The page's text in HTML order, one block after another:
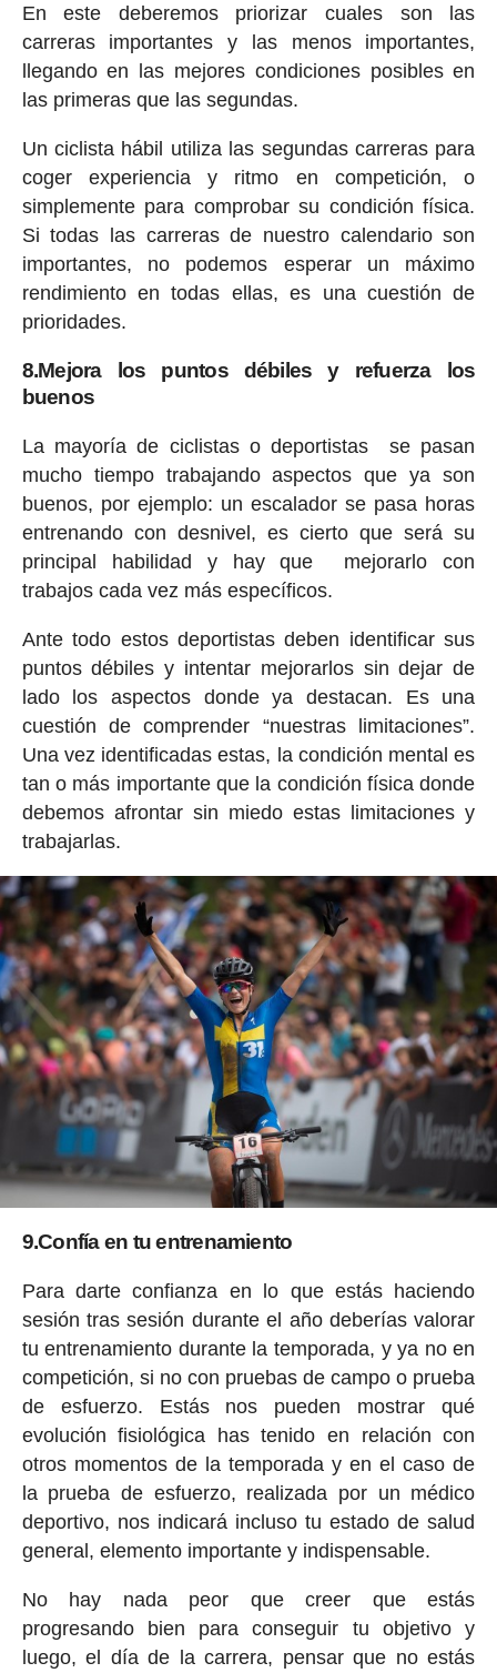
En este deberemos priorizar cuales son las
carreras importantes y las menos importantes,
llegando en las mejores condiciones posibles en
las primeras que las segundas.
Un ciclista hábil utiliza las segundas carreras para
coger experiencia y ritmo en competición, o
simplemente para comprobar su condición física.
Si todas las carreras de nuestro calendario son
importantes, no podemos esperar un máximo
rendimiento en todas ellas, es una cuestión de
prioridades.
8.Mejora los puntos débiles y refuerza los
buenos
La mayoría de ciclistas o deportistas se pasan
mucho tiempo trabajando aspectos que ya son
buenos, por ejemplo: un escalador se pasa horas
entrenando con desnivel, es cierto que será su
principal habilidad y hay que mejorarlo con
trabajos cada vez más específicos.
Ante todo estos deportistas deben identificar sus
puntos débiles y intentar mejorarlos sin dejar de
lado los aspectos donde ya destacan. Es una
cuestión de comprender “nuestras limitaciones”.
Una vez identificadas estas, la condición mental es
tan o más importante que la condición física donde
debemos afrontar sin miedo estas limitaciones y
trabajarlas.
9.Confía en tu entrenamiento
Para darte confianza en lo que estás haciendo
sesión tras sesión durante el año deberías valorar
tu entrenamiento durante la temporada, y ya no en
competición, si no con pruebas de campo o prueba
de esfuerzo. Estás nos pueden mostrar qué
evolución fisiológica has tenido en relación con
otros momentos de la temporada y en el caso de
la prueba de esfuerzo, realizada por un médico
deportivo, nos indicará incluso tu estado de salud
general, elemento importante y indispensable.
No hay nada peor que creer que estás
progresando bien para conseguir tu objetivo y
luego, el día de la carrera, pensar que no estás